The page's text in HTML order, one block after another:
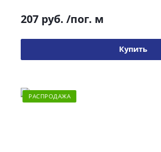
207 руб. /пог. м
Купить
РАСПРОДАЖА